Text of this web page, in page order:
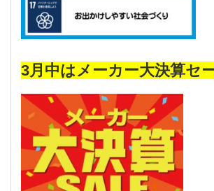
3月中はメーカー大決算セ